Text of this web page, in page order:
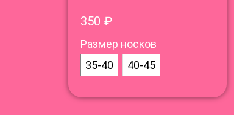
350 ₽
Размер носков
35-40
40-45